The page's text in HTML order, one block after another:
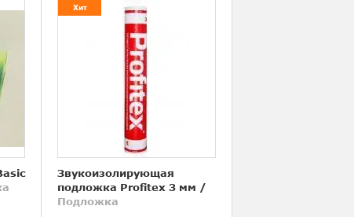
Хит
Звукоизолирующая
подложка Profitex 3 мм /
Подложка